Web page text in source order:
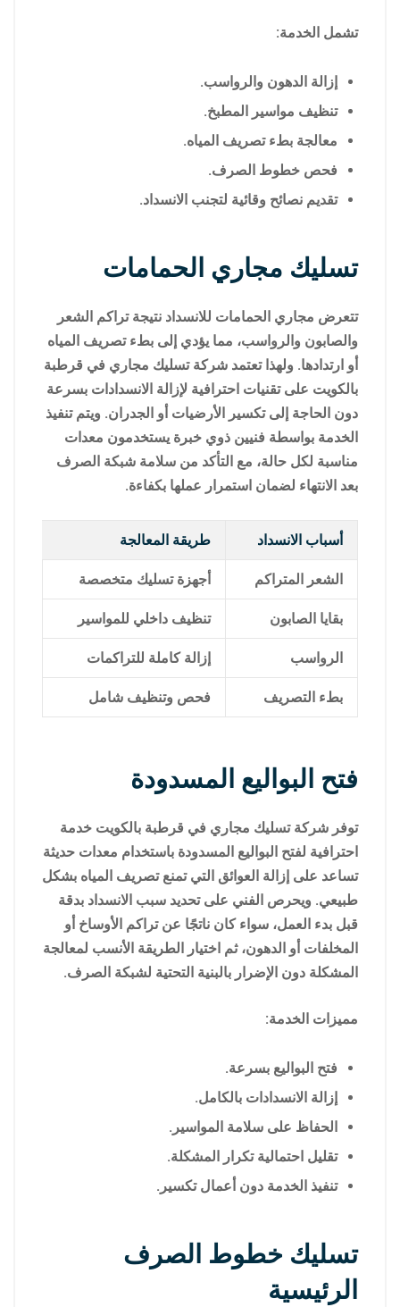
تشمل الخدمة:
إزالة الدهون والرواسب.
تنظيف مواسير المطبخ.
معالجة بطء تصريف المياه.
فحص خطوط الصرف.
تقديم نصائح وقائية لتجنب الانسداد.
تسليك مجاري الحمامات
تتعرض مجاري الحمامات للانسداد نتيجة تراكم الشعر
والصابون والرواسب، مما يؤدي إلى بطء تصريف المياه
أو ارتدادها. ولهذا تعتمد شركة تسليك مجاري في قرطبة
بالكويت على تقنيات احترافية لإزالة الانسدادات بسرعة
دون الحاجة إلى تكسير الأرضيات أو الجدران. ويتم تنفيذ
الخدمة بواسطة فنيين ذوي خبرة يستخدمون معدات
مناسبة لكل حالة، مع التأكد من سلامة شبكة الصرف
بعد الانتهاء لضمان استمرار عملها بكفاءة.
أسباب الانسداد طريقة المعالجة
الشعر المتراكم أجهزة تسليك متخصصة
بقايا الصابون تنظيف داخلي للمواسير
الرواسب إزالة كاملة للتراكمات
بطء التصريف فحص وتنظيف شامل
فتح البواليع المسدودة
توفر شركة تسليك مجاري في قرطبة بالكويت خدمة
احترافية لفتح البواليع المسدودة باستخدام معدات حديثة
تساعد على إزالة العوائق التي تمنع تصريف المياه بشكل
طبيعي. ويحرص الفني على تحديد سبب الانسداد بدقة
قبل بدء العمل، سواء كان ناتجًا عن تراكم الأوساخ أو
المخلفات أو الدهون، ثم اختيار الطريقة الأنسب لمعالجة
المشكلة دون الإضرار بالبنية التحتية لشبكة الصرف.
مميزات الخدمة:
فتح البواليع بسرعة.
إزالة الانسدادات بالكامل.
الحفاظ على سلامة المواسير.
تقليل احتمالية تكرار المشكلة.
تنفيذ الخدمة دون أعمال تكسير.
تسليك خطوط الصرف
الرئيسية